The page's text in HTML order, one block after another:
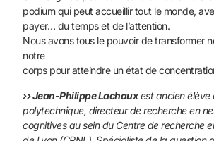
podium qui peut accueillir tout le monde,
payer… du temps et de l’attention.
Nous avons tous le pouvoir de transformer
notre
corps pour atteindre un état de
›› Jean-Philippe Lachauxest ancien élève
polytechnique, directeur de recherche en
cognitives au sein du Centre de recherche